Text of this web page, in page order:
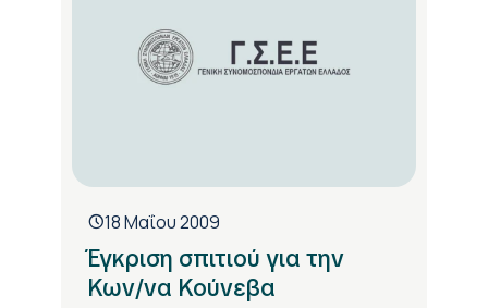
18 Μαΐου 2009
Έγκριση σπιτιού για την
Κων/να Κούνεβα